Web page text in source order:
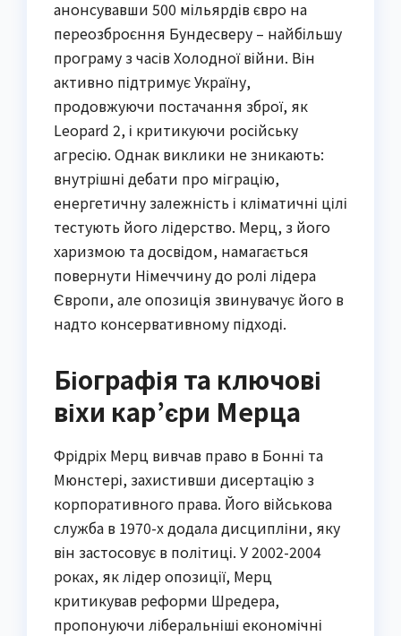
анонсувавши 500 мільярдів євро на
переозброєння Бундесверу – найбільшу
програму з часів Холодної війни. Він
активно підтримує Україну,
продовжуючи постачання зброї, як
Leopard 2, і критикуючи російську
агресію. Однак виклики не зникають:
внутрішні дебати про міграцію,
енергетичну залежність і кліматичні цілі
тестують його лідерство. Мерц, з його
харизмою та досвідом, намагається
повернути Німеччину до ролі лідера
Європи, але опозиція звинувачує його в
надто консервативному підході.
Біографія та ключові
віхи кар’єри Мерца
Фрідріх Мерц вивчав право в Бонні та
Мюнстері, захистивши дисертацію з
корпоративного права. Його військова
служба в 1970-х додала дисципліни, яку
він застосовує в політиці. У 2002-2004
роках, як лідер опозиції, Мерц
критикував реформи Шредера,
пропонуючи ліберальніші економічні